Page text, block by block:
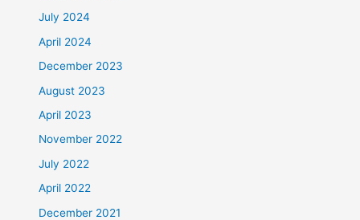
July 2024
April 2024
December 2023
August 2023
April 2023
November 2022
July 2022
April 2022
December 2021